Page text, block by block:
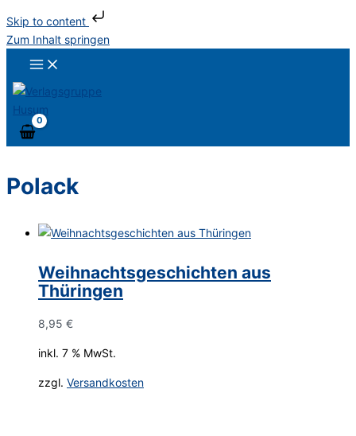
Skip to content
Zum Inhalt springen
Polack
Weihnachtsgeschichten aus
Thüringen
8,95 €
inkl. 7 % MwSt.
zzgl. Versandkosten